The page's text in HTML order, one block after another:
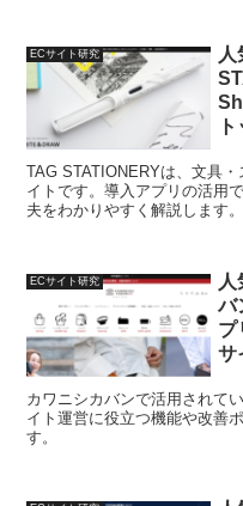
ECサイト研究
TAG STATIONERYは、文具
イトです。導入アプリの活用
夫をわかりやすく解説します。
ECサイト研究
バ
プ
サ
カワニシカバンで活用されて
イト運営に役立つ機能や改善
す。